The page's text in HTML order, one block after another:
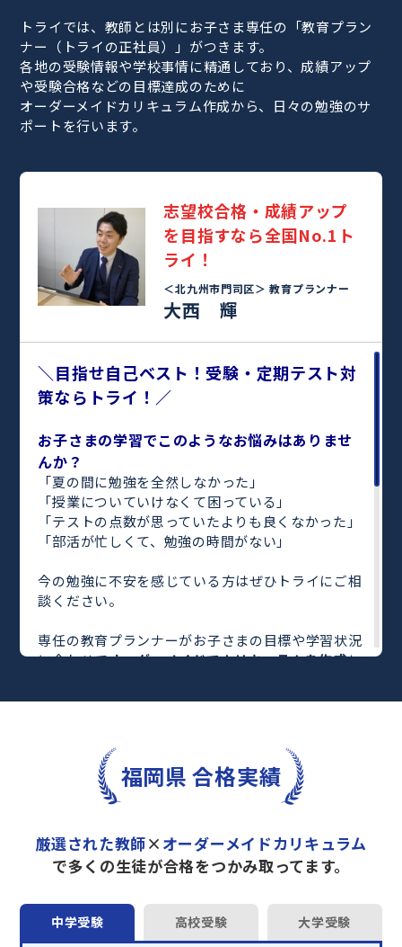
トライでは、教師とは別にお子さま専任の「教育プラン
ナー（トライの正社員）」がつきます。
各地の受験情報や学校事情に精通しており、成績アップ
や受験合格などの目標達成のために
オーダーメイドカリキュラム作成から、日々の勉強のサ
ポートを行います。
志望校合格・成績アップ
を目指すなら全国No.1ト
ライ！
＜北九州市門司区＞教育プランナー
大西 輝
＼目指せ自己ベスト！受験・定期テスト対
策ならトライ！／
お子さまの学習でこのようなお悩みはありませ
んか？
「夏の間に勉強を全然しなかった」
「授業についていけなくて困っている」
「テストの点数が思っていたよりも良くなかった」
「部活が忙しくて、勉強の時間がない」
今の勉強に不安を感じている方はぜひトライにご相
談ください。
専任の教育プランナーがお子さまの目標や学習状況
に合わせてオーダーメイドでカリキュラムを作成し
完全マンツーマンで自分に合った教師がわかるまで
さらに、単元別の学習の理解度がわかる「AI学習診
や授業内容や授業以外の勉強をナビゲートする
「DAILY TRY」
など、豊富な学習コンテンツが
トライで一緒に“自己最高得点”を目指しません
か？
オンラインでの学習面談も承っております。
福岡県 合格実績
厳選された教師× オーダーメイドカリキュラム
で多くの生徒が合格をつかみ取ってます。
中学受験 高校受験 大学受験